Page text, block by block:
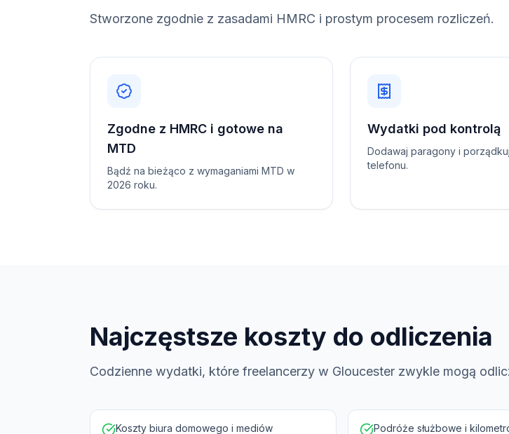
Stworzone zgodnie z zasadami HMRC i prostym procesem rozliczeń.
Zgodne z HMRC i gotowe na
MTD
Bądź na bieżąco z wymaganiami MTD w
2026 roku.
Wydatki pod kontrolą
Dodawaj paragony i
telefonu.
Najczęstsze koszty do odliczenia
Codzienne wydatki, które freelancerzy w Gloucester zwykle mogą
Koszty biura domowego i mediów Podróże służbowe i